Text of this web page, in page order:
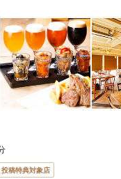
投稿特典対象店